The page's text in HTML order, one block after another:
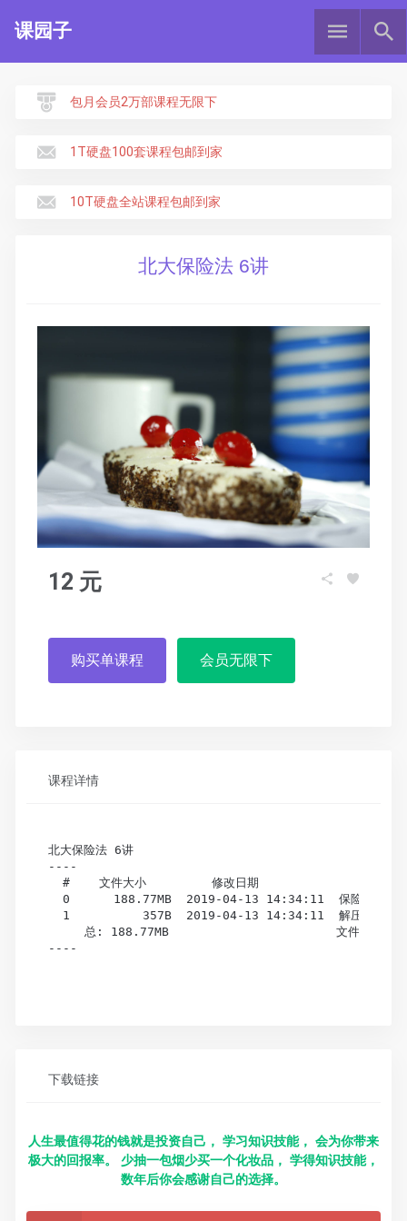
课园子
包月会员2万部课程无限下
1T硬盘100套课程包邮到家
10T硬盘全站课程包邮到家
北大保险法 6讲
12 元
购买单课程 会员无限下
课程详情
北大保险法 6讲
----
#    文件大小         修改日期
0      188.77MB  2019-04-13 14:34:11  保险法视频
1          357B  2019-04-13 14:34:11  解压密
总: 188.77MB                       文件总
----
下载链接
人生最值得花的钱就是投资自己， 学习知识技能， 会为你带来
极大的回报率。 少抽一包烟少买一个化妆品， 学得知识技能，
数年后你会感谢自己的选择。